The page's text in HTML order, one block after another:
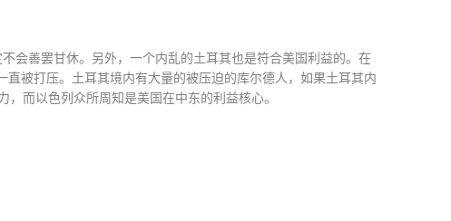
会善罢甘休。另外，一个内乱的土耳其也是符合美国利益的。在
被打压。土耳其境内有大量的被压迫的库尔德人，如果土耳其内
而以色列众所周知是美国在中东的利益核心。